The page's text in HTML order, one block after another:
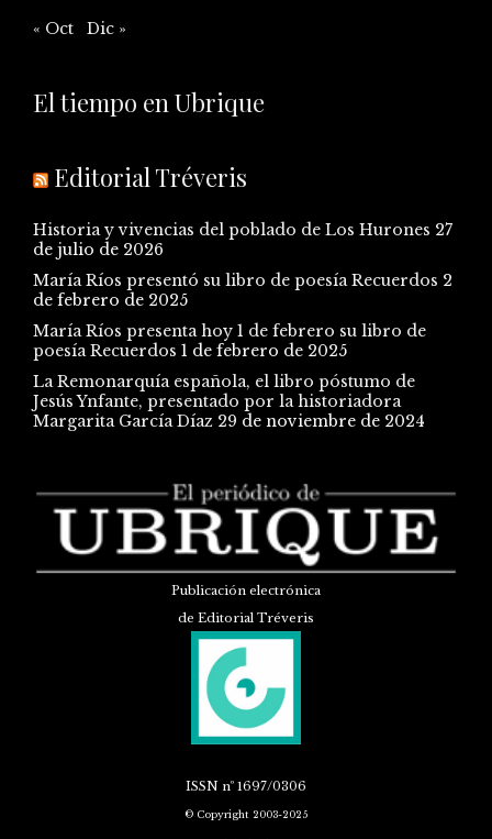
« Oct Dic »
El tiempo en Ubrique
Editorial Tréveris
Historia y vivencias del poblado de Los Hurones 27
de julio de 2026
María Ríos presentó su libro de poesía Recuerdos 2
de febrero de 2025
María Ríos presenta hoy 1 de febrero su libro de
poesía Recuerdos 1 de febrero de 2025
La Remonarquía española, el libro póstumo de
Jesús Ynfante, presentado por la historiadora
Margarita García Díaz 29 de noviembre de 2024
Publicación electrónica
de Editorial Tréveris
ISSN nº 1697/0306
© Copyright 2003-2025